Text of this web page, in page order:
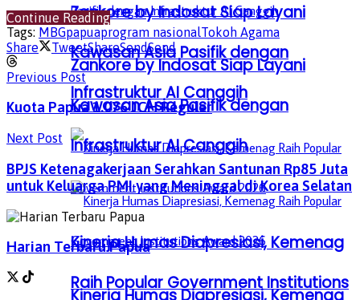
Zankore by Indosat Siap Layani
Kawasan Asia Pasifik dengan
Infrastruktur AI Canggih
Kinerja Humas Diapresiasi, Kemenag
Raih Popular Government Institutions
Zankore by Indosat Siap Layani
Kawasan Asia Pasifik dengan
Infrastruktur AI Canggih
Kinerja Humas Diapresiasi, Kemenag
Continue Reading
Tags: MBGpapuaprogram nasionalTokoh Agama
Share
TweetShareSendSend
Previous Post
Kuota Papua 1.076 JCH Reguler
Next Post
BPJS Ketenagakerjaan Serahkan Santunan Rp85 Juta
untuk Keluarga PMI yang Meninggal di Korea Selatan
Harian Terbaru Papua